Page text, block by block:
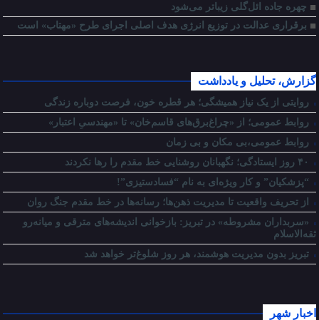
چهره جاده ائل‌گلی زیباتر می‌شود
برقراری عدالت در توزیع انرژی هدف اصلی اجرای طرح «مهتاب» است
گزارش، تحلیل و یادداشت
روایتی از یک نیاز همیشگی؛ هر قطره خون، فرصت دوباره زندگی
روابط عمومی؛ از «چراغ‌برق‌های قاسم‌خان» تا «مهندسیِ اعتبار»
روابط عمومی،بی مکان و بی زمان
“پزشکیان” و کار ویژه‌ای به نام “فسادستیزی”!
از تحریف واقعیت تا مدیریت ذهن‌ها؛ رسانه‌ها در خط مقدم جنگ روان
«سربداران مشروطه» در تبریز: بازخوانی اندیشه‌های مترقی و میانه‌رو
ثقه‌الاسلام
تبریز بدون مدیریت هوشمند، هر روز شلوغ‌تر خواهد شد
اخبار شهر